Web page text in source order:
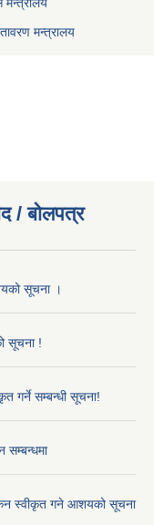
मन्त्रालय
/ बोलपत्र
सूचना ।
सूचना !
गर्ने सम्बन्धी सूचना!
सम्बन्धमा
स्वीकृत गने आशयको सूचना